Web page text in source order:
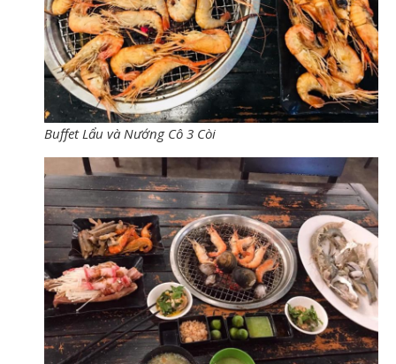
Buffet Lẩu và Nướng Cô 3 Còi